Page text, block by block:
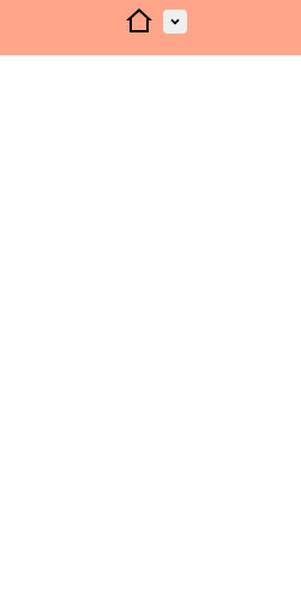
AccueilMenu principal